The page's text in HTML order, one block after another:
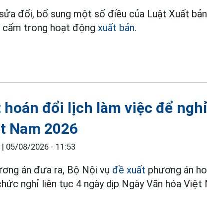
đổi, bổ sung một số điều của Luật Xuất
cấm trong hoạt độngxuất bản.
đổi lịch làm việc để
Nam 2026
| 05/08/2026 - 11:53
án đưa ra, Bộ Nội vụ đề xuất phương án
nghỉ liên tục 4 ngày dịp Ngày Văn hóa Việt